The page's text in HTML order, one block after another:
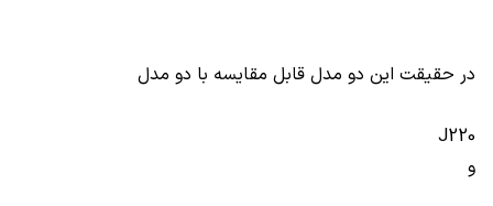
در حقیقت این دو مدل قابل مقایسه با دو مدل
J220
و